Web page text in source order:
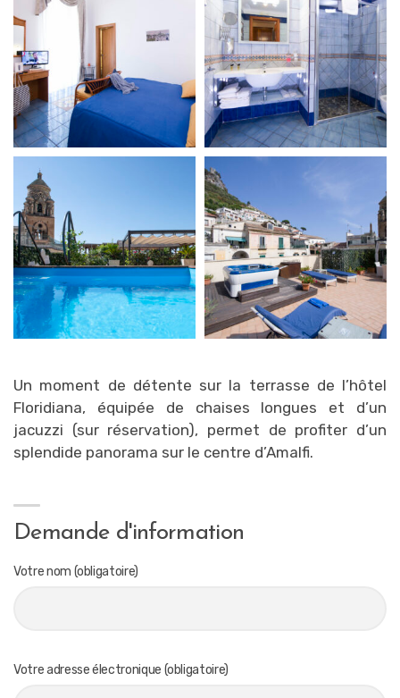
Un moment de détente sur la terrasse de l’hôtel
Floridiana, équipée de chaises longues et d’un
jacuzzi (sur réservation), permet de profiter d’un
splendide panorama sur le centre d’Amalfi.
Demande d'information
Votre nom (obligatoire)
Votre adresse électronique (obligatoire)